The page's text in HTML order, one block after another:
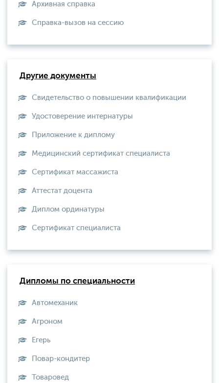
Архивная справка
Справка-вызов на сессию
Другие документы
Свидетельство о повышении квалификации
Удостоверение интернатуры
Приложение к диплому
Медицинский сертификат специалиста
Сертификат массажиста
Аттестат доцента
Диплом ординатуры
Сертификат специалиста
Дипломы по специальности
Автомеханик
Агроном
Егерь
Повар-кондитер
Товаровед